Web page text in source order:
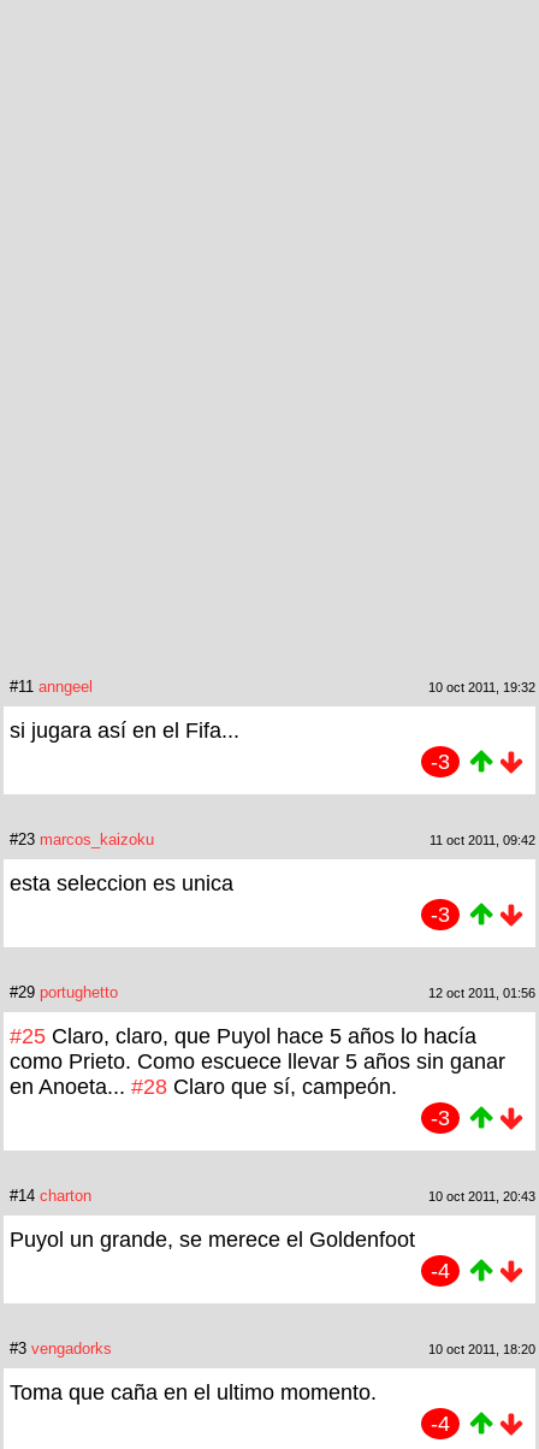
#11 anngeel 10 oct 2011, 19:32
si jugara así en el Fifa...
-3
#23 marcos_kaizoku 11 oct 2011, 09:42
esta seleccion es unica
-3
#29 portughetto 12 oct 2011, 01:56
#25 Claro, claro, que Puyol hace 5 años lo hacía
como Prieto. Como escuece llevar 5 años sin ganar
en Anoeta... #28 Claro que sí, campeón.
-3
#14 charton 10 oct 2011, 20:43
Puyol un grande, se merece el Goldenfoot
-4
#3 vengadorks 10 oct 2011, 18:20
Toma que caña en el ultimo momento.
-4